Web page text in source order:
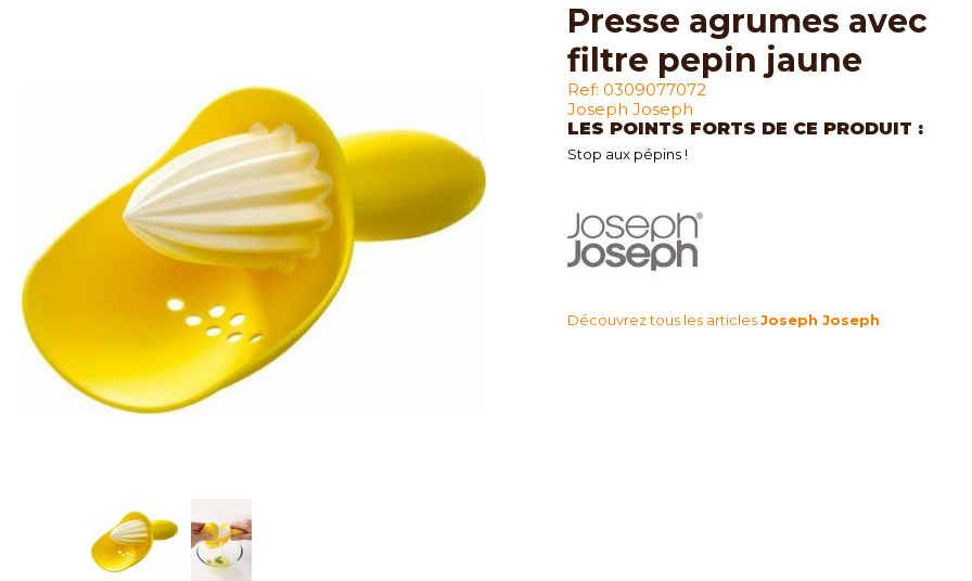
presse agrumes avec
filtre pepin jaune
Ref: 0309077072
Joseph Joseph
LES POINTS FORTS DE CE PRODUIT :
Stop aux pépins !
Découvrez tous les articlesJoseph Joseph